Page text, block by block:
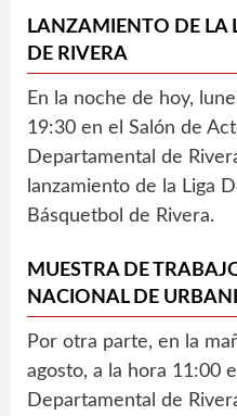
LANZAMIENTO DE LA
DE RIVERA
En la noche de hoy,
19:30 en el Salón de
Departamental de
lanzamiento de la Liga
Básquetbol de Rivera.
MUESTRA DE
NACIONAL DE
Por otra parte, en la
agosto, a la hora 11:00
Departamental de